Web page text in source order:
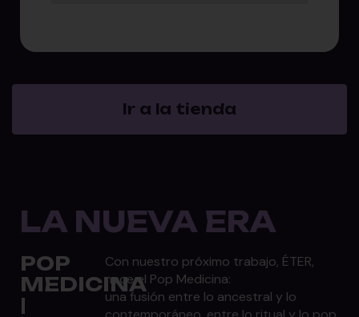
Ir a la tienda
LA NUEVA ERA
POP
MEDICINA
|
Con nuestro próximo trabajo, ÉTER,
nace el Pop Medicina:
una fusión entre lo ancestral y lo